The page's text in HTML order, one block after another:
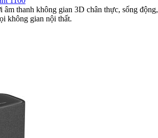
âm thanh không gian 3D chân thực, sống
không gian nội thất.